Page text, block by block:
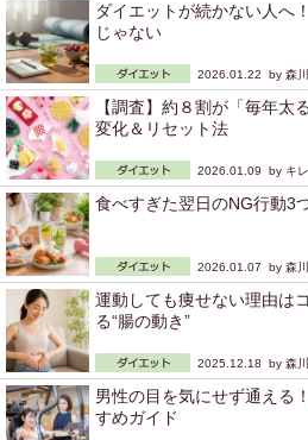
ダイエットが続かない人へ
じゃない
2026.01.22 by 森
【調査】約８割が「毎年太
変化＆リセット法
2026.01.09 by キ
食べすぎた翌日のNG行動3
2026.01.07 by 森
運動しても痩せない理由は
る“腸の動き”
2025.12.18 by 森
男性の目を気にせず通える
すめガイド